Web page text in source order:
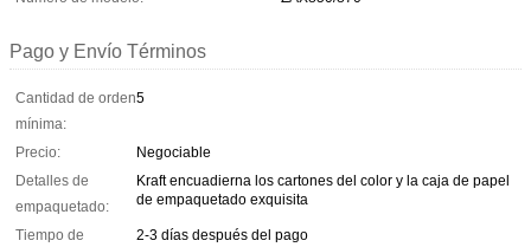
Pago y Envío Términos
Cantidad de orden
mínima:
5
Precio:
Negociable
Detalles de
empaquetado:
Kraft encuadierna los cartones del color y la caja de papel
de empaquetado exquisita
Tiempo de
2-3 días después del pago